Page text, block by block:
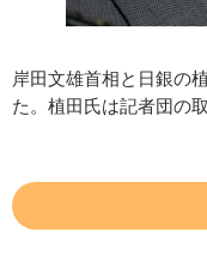
岸田文雄首相と日銀の
た。植田氏は記者団の